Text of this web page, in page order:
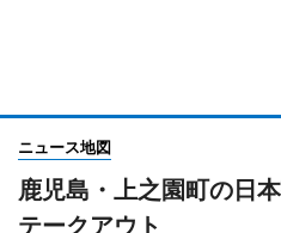
ニュース地図
鹿児島・上之園町の日
テークアウト